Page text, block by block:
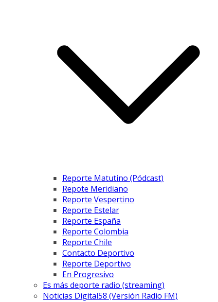
Reporte Matutino (Pódcast)
Repote Meridiano
Reporte Vespertino
Reporte Estelar
Reporte España
Reporte Colombia
Reporte Chile
Contacto Deportivo
Reporte Deportivo
En Progresivo
Es más deporte radio (streaming)
Noticias Digital58 (Versión Radio FM)